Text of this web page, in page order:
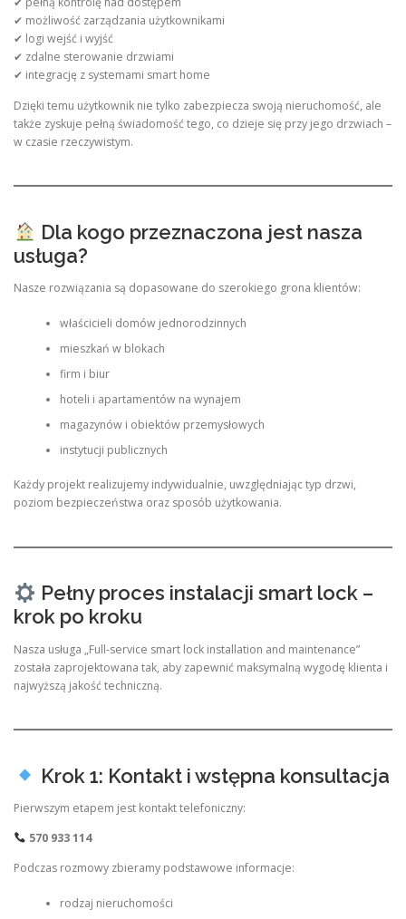
✔ możliwość zarządzania użytkownikami
✔ logi wejść i wyjść
✔ zdalne sterowanie drzwiami
✔ integrację z systemami smart home
Dzięki temu użytkownik nie tylko zabezpiecza swoją nieruchomość, ale
także zyskuje pełną świadomość tego, co dzieje się przy jego drzwiach –
w czasie rzeczywistym.
Dla kogo przeznaczona jest nasza
usługa?
Nasze rozwiązania są dopasowane do szerokiego grona klientów:
właścicieli domów jednorodzinnych
mieszkań w blokach
firm i biur
hoteli i apartamentów na wynajem
magazynów i obiektów przemysłowych
instytucji publicznych
Każdy projekt realizujemy indywidualnie, uwzględniając typ drzwi,
poziom bezpieczeństwa oraz sposób użytkowania.
Pełny proces instalacji smart lock –
krok po kroku
Nasza usługa „Full-service smart lock installation and maintenance”
została zaprojektowana tak, aby zapewnić maksymalną wygodę klienta i
najwyższą jakość techniczną.
Krok 1: Kontakt i wstępna konsultacja
Pierwszym etapem jest kontakt telefoniczny:
570 933 114
Podczas rozmowy zbieramy podstawowe informacje:
rodzaj nieruchomości